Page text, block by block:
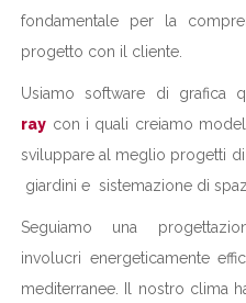
fondamentale per la
progetto con il cliente.
Usiamo software di grafica
ray con i quali creiamo
sviluppare al meglio progetti
giardini e sistemazione di
Seguiamo una
involucri energeticamente
mediterranee. Il nostro clima